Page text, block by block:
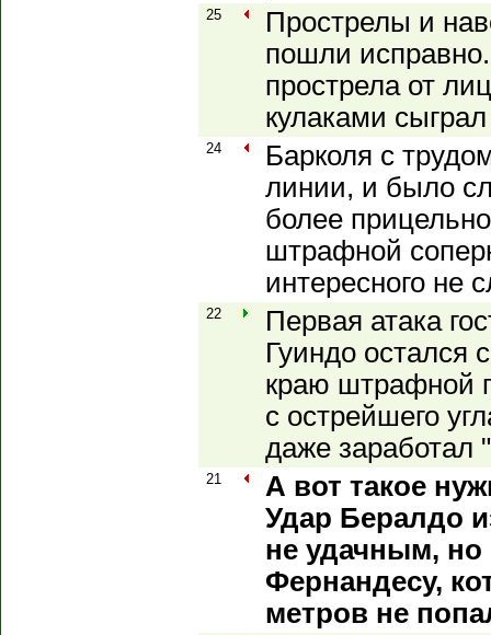
25
Прострелы и
пошли
прострела от
кулаками
24
Барколя с
линии, и было
более
штрафной
интересного не
22
Первая атака
Гуиндо остался
краю штрафной
с острейшего
даже заработал
21
А вот такое
Удар Бералдо
не удачным, но
Фернандесу,
метров не